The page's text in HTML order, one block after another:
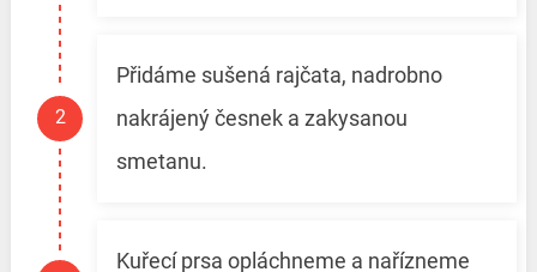
Přidáme sušená rajčata, nadrobno
nakrájený česnek a zakysanou
smetanu.
Kuřecí prsa opláchneme a nařízneme